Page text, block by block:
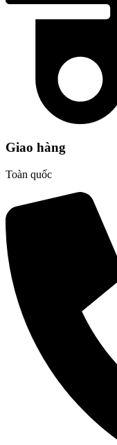
Giao hàng
Toàn quốc